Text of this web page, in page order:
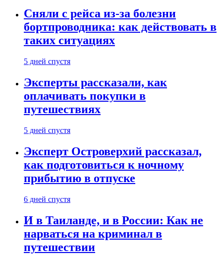
Сняли с рейса из-за болезни
бортпроводника: как действовать в
таких ситуациях
5 дней спустя
Эксперты рассказали, как
оплачивать покупки в
путешествиях
5 дней спустя
Эксперт Островерхий рассказал,
как подготовиться к ночному
прибытию в отпуске
6 дней спустя
И в Таиланде, и в России: Как не
нарваться на криминал в
путешествии